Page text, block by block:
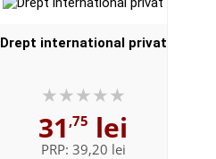
Drept international privat
31 ,75 lei
PRP: 39,20 lei